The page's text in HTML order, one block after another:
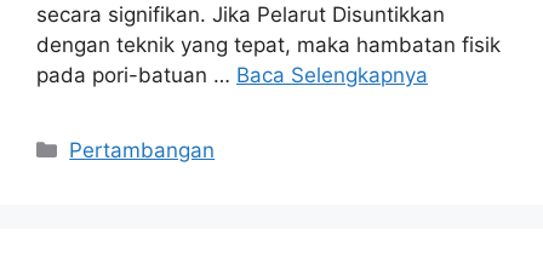
secara signifikan. Jika Pelarut Disuntikkan
dengan teknik yang tepat, maka hambatan fisik
pada pori-batuan … Baca Selengkapnya
Kategori
Pertambangan